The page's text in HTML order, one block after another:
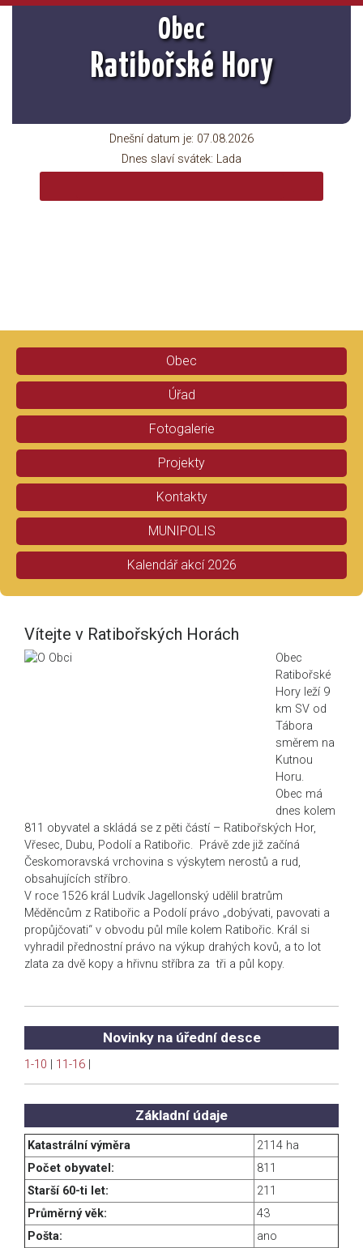
Obec
Ratibořské Hory
Dnešní datum je: 07.08.2026
Dnes slaví svátek: Lada
Obec
Úřad
Fotogalerie
Projekty
Kontakty
MUNIPOLIS
Kalendář akcí 2026
Vítejte v Ratibořských Horách
Obec
Ratibořské
Hory leží 9
km SV od
Tábora
směrem na
Kutnou
Horu.
Obec má
dnes kolem
811 obyvatel a skládá se z pěti částí – Ratibořských Hor,
Vřesec, Dubu, Podolí a Ratibořic. Právě zde již začíná
Českomoravská vrchovina s výskytem nerostů a rud,
obsahujících stříbro.
V roce 1526 král Ludvík Jagellonský udělil bratrům
Měděncům z Ratibořic a Podolí právo „dobývati, pavovati a
propůjčovati“ v obvodu půl míle kolem Ratibořic. Král si
vyhradil přednostní právo na výkup drahých kovů, a to lot
zlata za dvě kopy a hřivnu stříbra za tři a půl kopy.
Novinky na úřední desce
1-10 11-16
Základní údaje
Katastrální výměra
2114 ha
Počet obyvatel:
811
Starší 60-ti let:
211
Průměrný věk:
43
Pošta:
ano